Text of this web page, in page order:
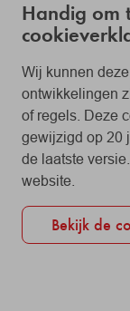
Handig om
Wij kunnen
ontwikkelingen
of regels. Deze
gewijzigd op 20
de laatste
website.
Bekijk de